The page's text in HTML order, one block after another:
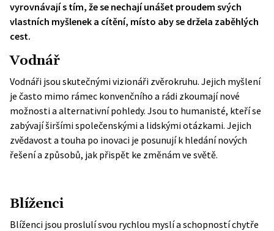
vyrovnávají s tím, že se nechají unášet proudem svých
vlastních myšlenek a cítění, místo aby se držela zaběhlých
cest.
Vodnář
Vodnáři jsou skutečnými vizionáři zvěrokruhu. Jejich myšlení
je často mimo rámec konvenčního a rádi zkoumají nové
možnosti a alternativní pohledy. Jsou to humanisté, kteří se
zabývají širšími společenskými a lidskými otázkami. Jejich
zvědavost a touha po inovaci je posunují k hledání nových
řešení a způsobů, jak přispět ke změnám ve světě.
Blíženci
Blíženci jsou proslulí svou rychlou myslí a schopností chytře